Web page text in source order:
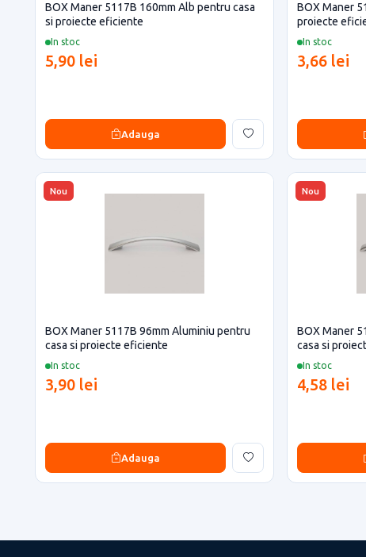
In stoc
BOX Maner 5117B 160mm Alb pentru casa
si proiecte eficiente
5,90 lei
Adauga
In stoc
BOX Maner
proiecte
3,66 lei
Nou
In stoc
BOX Maner 5117B 96mm Aluminiu pentru
casa si proiecte eficiente
3,90 lei
Adauga
Nou
In stoc
BOX Maner
casa si
4,58 lei